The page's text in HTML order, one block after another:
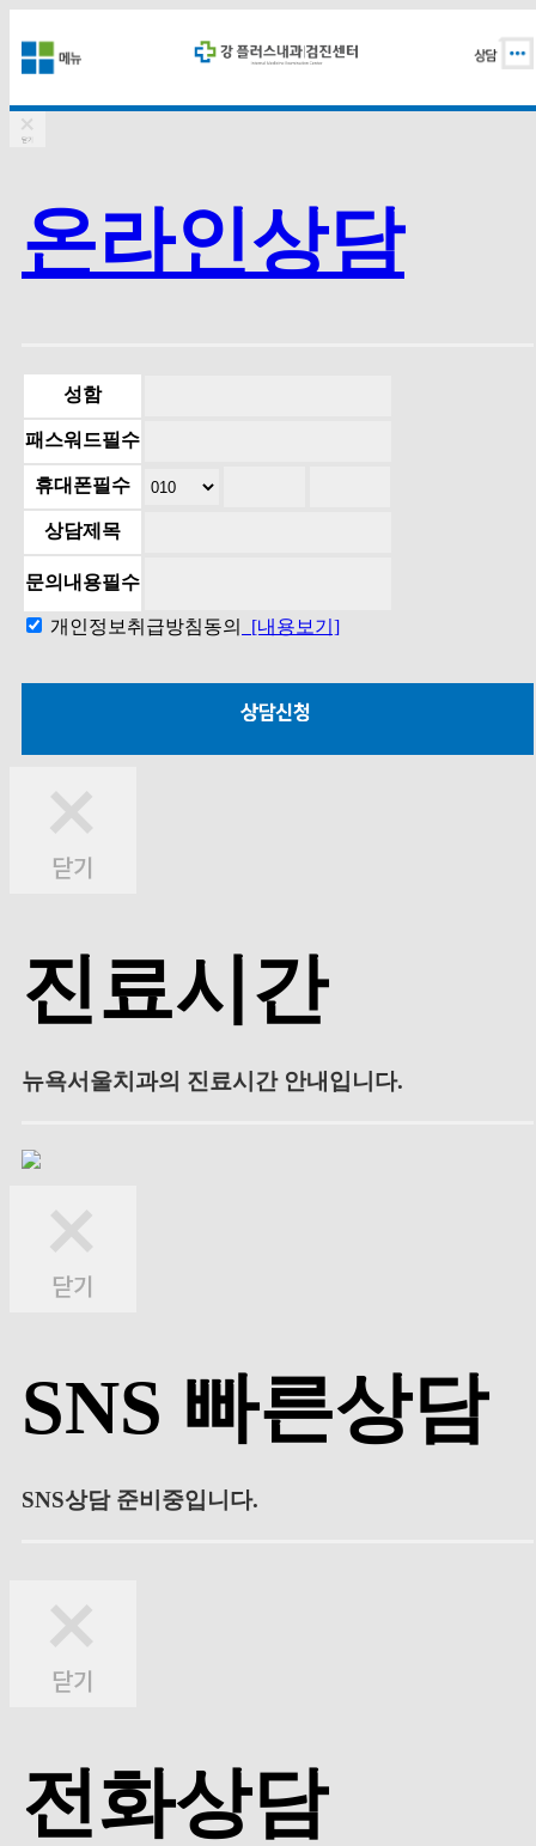
온라인상담
성함
패스워드필수
휴대폰필수
상담제목
문의내용필수
개인정보취급방침동의 [내용보기]
진료시간
뉴욕서울치과의 진료시간 안내입니다.
SNS 빠른상담
SNS상담 준비중입니다.
전화상담